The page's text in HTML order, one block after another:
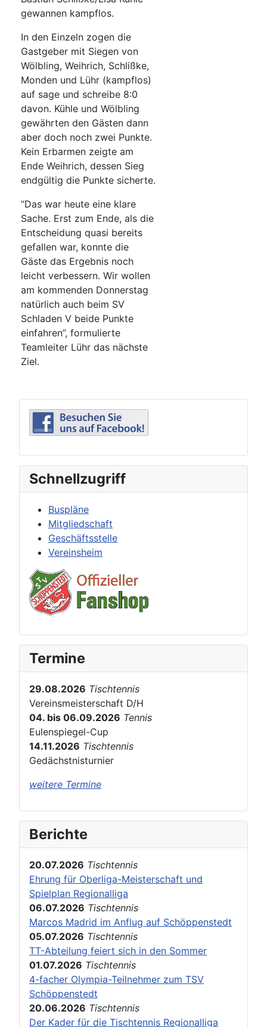
gewannen kampflos.
In den Einzeln zogen die
Gastgeber mit Siegen von
Wölbling, Weihrich, Schlißke,
Monden und Lühr (kampflos)
auf sage und schreibe 8:0
davon. Kühle und Wölbling
gewährten den Gästen dann
aber doch noch zwei Punkte.
Kein Erbarmen zeigte am
Ende Weihrich, dessen Sieg
endgültig die Punkte sicherte.
“Das war heute eine klare
Sache. Erst zum Ende, als die
Entscheidung quasi bereits
gefallen war, konnte die
Gäste das Ergebnis noch
leicht verbessern. Wir wollen
am kommenden Donnerstag
natürlich auch beim SV
Schladen V beide Punkte
einfahren”, formulierte
Teamleiter Lühr das nächste
Ziel.
Schnellzugriff
Buspläne
Mitgliedschaft
Geschäftsstelle
Vereinsheim
Termine
29.08.2026 Tischtennis
Vereinsmeisterschaft D/H
04. bis 06.09.2026 Tennis
Eulenspiegel-Cup
14.11.2026 Tischtennis
Gedächstnisturnier
weitere Termine
Berichte
20.07.2026 Tischtennis
Ehrung für Oberliga-Meisterschaft und
Spielplan Regionalliga
06.07.2026 Tischtennis
Marcos Madrid im Anflug auf Schöppenstedt
05.07.2026 Tischtennis
TT-Abteilung feiert sich in den Sommer
01.07.2026 Tischtennis
4-facher Olympia-Teilnehmer zum TSV
Schöppenstedt
20.06.2026 Tischtennis
Der Kader für die Tischtennis Regionalliga